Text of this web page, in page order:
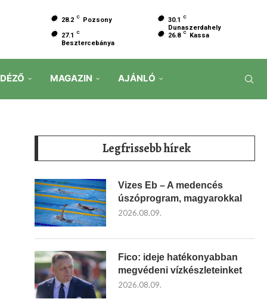
28.2 C Pozsony 30.1 C
Dunaszerdahely
27.1 C
Besztercebánya
26.8 C Kassa
MAGAZIN AJÁNLÓ
Legfrissebb hírek
Vizes Eb – A medencés
úszóprogram, magyarokkal
2026.08.09.
Fico: ideje hatékonyabban
megvédeni vízkészleteinket
2026.08.09.